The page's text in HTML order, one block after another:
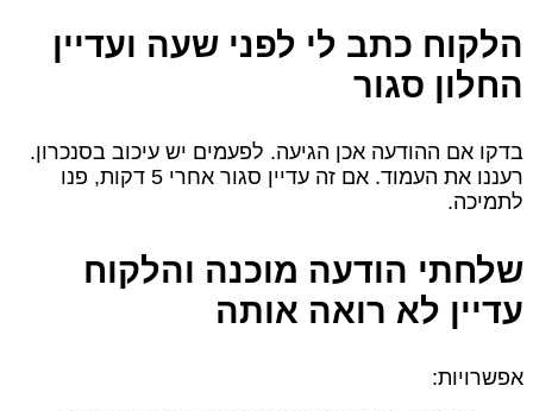
הלקוח כתב לי לפני שעה ועדיין
החלון סגור
בדקו אם ההודעה אכן הגיעה. לפעמים יש עיכוב בסנכרון.
רעננו את העמוד. אם זה עדיין סגור אחרי 5 דקות, פנו
לתמיכה.
שלחתי הודעה מוכנה והלקוח
עדיין לא רואה אותה
אפשרויות: